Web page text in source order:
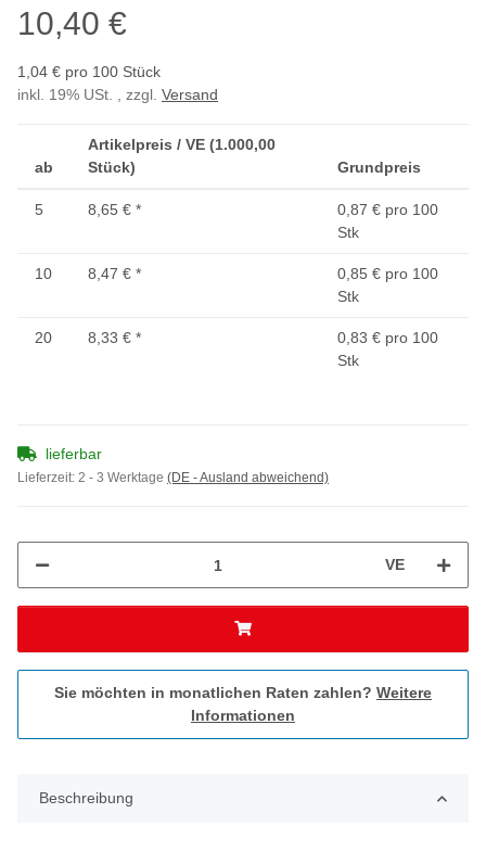
10,40 €
1,04 € pro 100 Stück
inkl. 19% USt. , zzgl. Versand
ab
Artikelpreis / VE (1.000,00
Stück)
Grundpreis
5 8,65 € *
0,87 € pro 100
Stk
10 8,47 € *
0,85 € pro 100
Stk
20 8,33 € *
0,83 € pro 100
Stk
lieferbar
Lieferzeit: 2 - 3 Werktage (DE - Ausland abweichend)
VE
Sie möchten in monatlichen Raten zahlen? Weitere
Informationen
Beschreibung